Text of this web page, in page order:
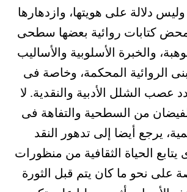
دلالة على هويتها، وازدهارها
محض كتابات روائية بعضها سطحى
والخبرة الأسلوبية والأساليب
الروائية المحكمة، وخاصة فى
عصب الشلل الأدبية والنقدية. لا
من السطحية والتفاهة فى
يرجع أيضا إلى تدهور النقد
الحياة الثقافية من منظورات
على نحو ما كان يتم قبل الثورة